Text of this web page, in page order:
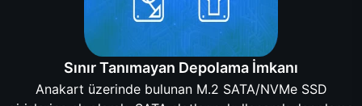
Sınır Tanımayan Depolama İmkanı
Anakart üzerinde bulunan M.2 SATA/NVMe SSD